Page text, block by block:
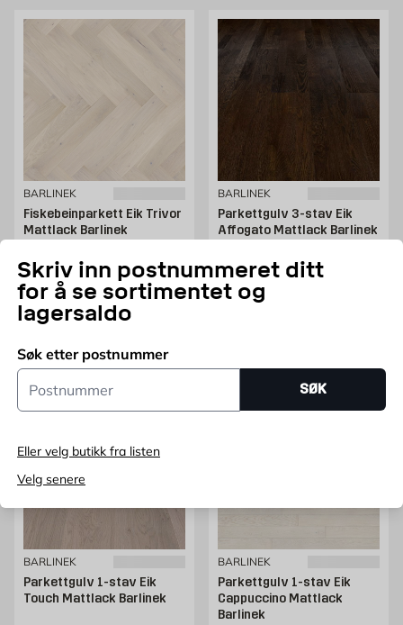
Skriv inn postnummeret ditt
for å se sortimentet og
lagersaldo
Søk etter postnummer
Postnummer
SØK
Eller velg butikk fra listen
Velg senere
BARLINEK
Fiskebeinparkett Eik Trivor
Mattlack Barlinek
14x130x725mm, Slitesjikt
2,5mm, 0,65m2/pakke
FRA Pris 849 NOK /m2
849 /M2
BARLINEK
Parkettgulv 3-stav Eik
Affogato Mattlack Barlinek
14x207x2200mm, Slitesjikt
3,2mm, 3,18m2/pakke
Pris 449 NOK /m2
449
Kun online
BARLINEK
Parkettgulv 1-stav Eik
Touch Mattlack Barlinek
BARLINEK
Parkettgulv 1-stav Eik
Cappuccino Mattlack
Barlinek